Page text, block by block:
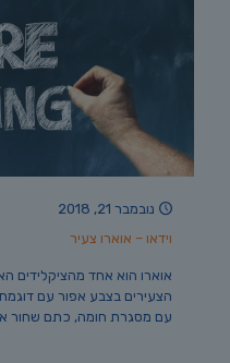
נובמבר 21, 2018
וידאו – אוארו צעיר
אוארו הוא אחד מהציקלידים
הצעירים בצבע אפור עם דוגמת
עם מסגרת חומה, כתם שחור